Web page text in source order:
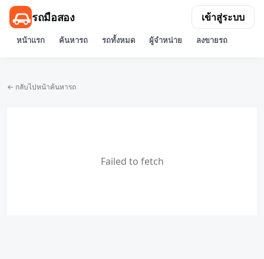
รถมือสอง
หน้าแรก ค้นหารถ รถทั้งหมด ผู้จำหน่าย ลงขายรถ
เข้าสู่ระบบ
← กลับไปหน้าค้นหารถ
Failed to fetch